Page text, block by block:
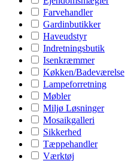
Farvehandler
Gardinbutikker
Haveudstyr
Indretningsbutik
Isenkræmmer
Køkken/Badeværelse
Lampeforretning
Møbler
Miljø Løsninger
Mosaikgalleri
Sikkerhed
Tæppehandler
Værktøj